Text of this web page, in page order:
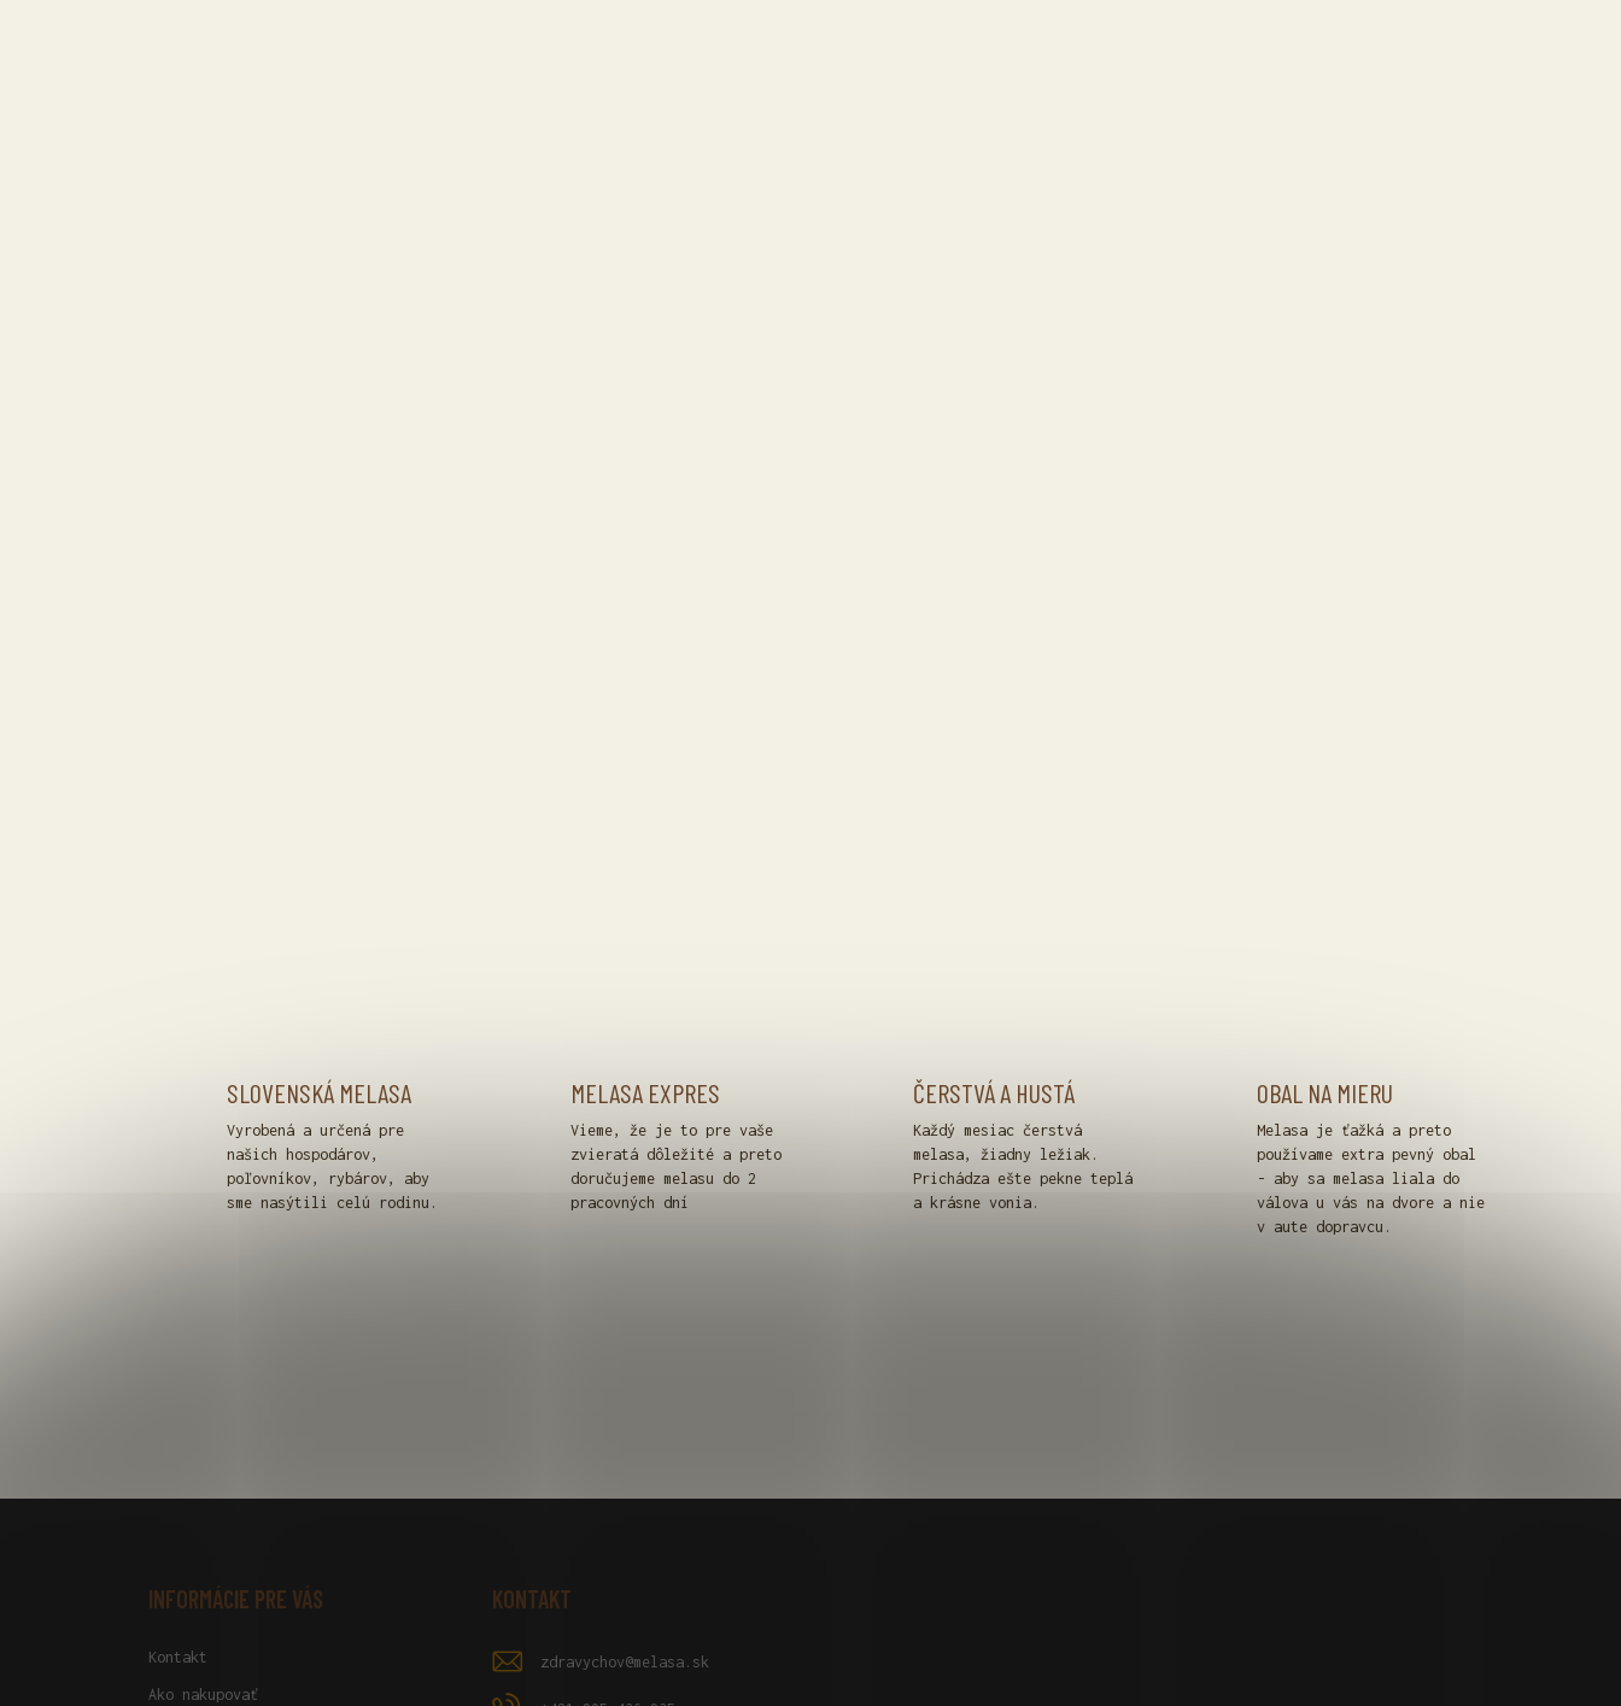
SLOVENSKÁ MELASA
Vyrobená a určená pre
našich hospodárov,
poľovníkov, rybárov, aby
sme nasýtili celú rodinu.
MELASA EXPRES
Vieme, že je to pre vaše
zvieratá dôležité a preto
doručujeme melasu do 2
pracovných dní
ČERSTVÁ A HUSTÁ
Každý mesiac čerstvá
melasa, žiadny ležiak.
Prichádza ešte pekne teplá
a krásne vonia.
OBAL NA MIERU
Melasa je ťažká a preto
používame extra pevný obal
- aby sa melasa liala do
válova u vás na dvore a nie
v aute dopravcu.
INFORMÁCIE PRE VÁS
Kontakt
Ako nakupovať
KONTAKT
zdravychov@melasa.sk